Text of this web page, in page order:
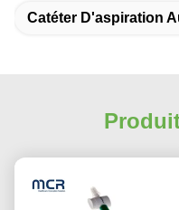
Catéter D'aspiration